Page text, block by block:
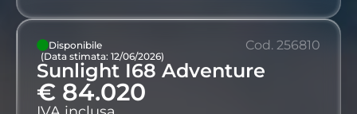
Cod. 256810
Disponibile
(Data stimata: 12/06/2026)
Sunlight I68 Adventure
€ 84.020